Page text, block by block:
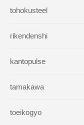
tohokusteel
rikendenshi
kantopulse
tamakawa
toeikogyo